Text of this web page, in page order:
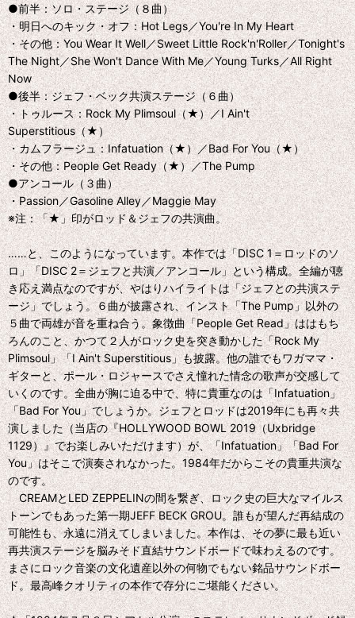
●前半：ソロ・ステージ（８曲）
・明日へのキック・オフ：Hot Legs／You're In My Heart
・その他：You Wear It Well／Sweet Little Rock'n'Roller／Tonight's
The Night／She Won't Dance With Me／Young Turks／All Right
Now
●後半：ジェフ・ベック共演ステージ（６曲）
・トゥルース：Rock My Plimsoul（★）／I Ain't
Superstitious（★）
・カムフラージュ：Infatuation（★）／Bad For You（★）
・その他：People Get Ready（★）／The Pump
●アンコール（３曲）
・Passion／Gasoline Alley／Maggie May
※注：「★」印がロッド＆ジェフの共演曲。
……と、このようになっています。本作では「DISC 1＝ロッドのソ
ロ」「DISC 2＝ジェフと共演／アンコール」という構成。全編が聴
き応え満点なのですが、やはりハイライトは「ジェフとの共演ステ
ージ」でしょう。６曲が披露され、インスト「The Pump」以外の
５曲で両雄が音を重ね合う。象徴曲「People Get Read」ははもち
ろんのこと、かつて２人がロック史を突き動かした「Rock My
Plimsoul」「I Ain't Superstitious」も披露。他の誰でもワガママ・
ギターと、ポール・ロジャースでさえ憧れた情念の歌声が交感して
いくのです。全曲が胸に迫る中で、特に貴重なのは「Infatuation」
「Bad For You」でしょうか。ジェフとロッドは2019年にも再々共
演しました（当店の『HOLLYWOOD BOWL 2019（Uxbridge
1129）』でお楽しみいただけます）が、「Infatuation」「Bad For
You」はそこで演奏されなかった。1984年だからこその貴重共演な
のです。
CREAMとLED ZEPPELINの間を繋ぎ、ロック史の巨大なマイルス
トーンでもあった第一期JEFF BECK GROU。誰もが望んだ再結成の
可能性も、永遠に消えてしまいました。本作は、その夢に最も近い
再共演ステージを脳みそド直結サウンドボードで味わえるのです。
まさにロック音楽の文化遺産以外の何物でもない銘品サウンドボー
ド。最高峰クオリティの本作で存分にご堪能ください。